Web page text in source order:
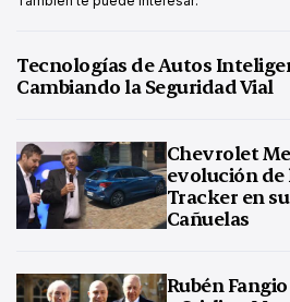
Tecnologías de Autos
Cambiando la Seguridad Vial
Chevrolet
evolución de
Tracker en
Cañuelas
Rubén